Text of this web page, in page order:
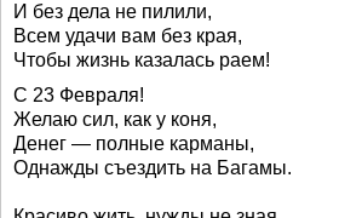
И без дела не пилили,
Всем удачи вам без края,
Чтобы жизнь казалась раем!
С 23 Февраля!
Желаю сил, как у коня,
Денег — полные карманы,
Однажды съездить на Багамы.